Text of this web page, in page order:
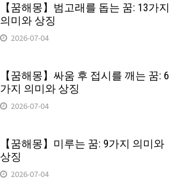
【꿈해몽】범고래를 돕는 꿈: 13가지
의미와 상징
2026-07-04
【꿈해몽】싸움 후 접시를 깨는 꿈: 6
가지 의미와 상징
2026-07-04
【꿈해몽】미루는 꿈: 9가지 의미와
상징
2026-07-04